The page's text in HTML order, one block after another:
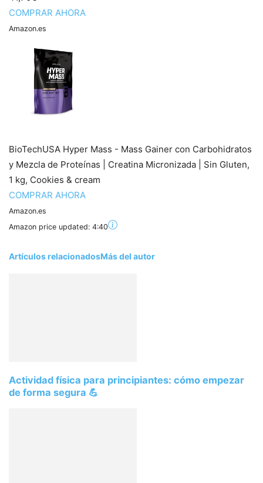
COMPRAR AHORA
Amazon.es
BioTechUSA Hyper Mass - Mass Gainer con Carbohidratos
y Mezcla de Proteínas | Creatina Micronizada | Sin Gluten,
1 kg, Cookies & cream
COMPRAR AHORA
Amazon.es
Amazon price updated: 4:40
Artículos relacionadosMás del autor
Actividad física para principiantes: cómo empezar
de forma segura 💪